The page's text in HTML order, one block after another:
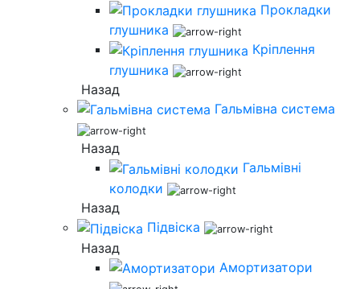
Прокладки
глушника
Кріплення
глушника
Назад
Гальмівна система
Назад
Гальмівні
колодки
Назад
Підвіска
Назад
Амортизатори